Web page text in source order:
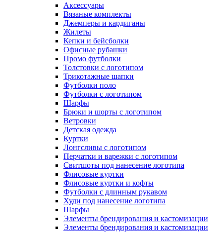
Аксессуары
Вязаные комплекты
Джемперы и кардиганы
Жилеты
Кепки и бейсболки
Офисные рубашки
Промо футболки
Толстовки с логотипом
Трикотажные шапки
Футболки поло
Футболки с логотипом
Шарфы
Брюки и шорты с логотипом
Ветровки
Детская одежда
Куртки
Лонгсливы с логотипом
Перчатки и варежки с логотипом
Свитшоты под нанесение логотипа
Флисовые куртки
Флисовые куртки и кофты
Футболки с длинным рукавом
Худи под нанесение логотипа
Шарфы
Элементы брендирования и кастомизации
Элементы брендирования и кастомизации